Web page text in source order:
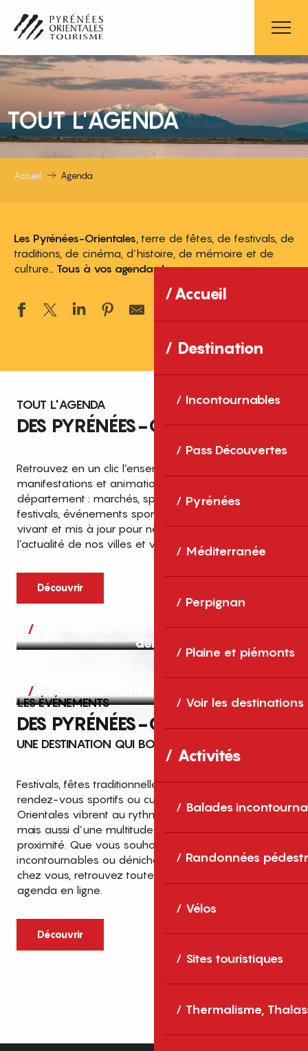
contenu
principal
Accueil
Destination
Incontournables
Pass Découvertes
Pyrénées
Méditerranée
Perpignan
Plaine et piémonts
Voir les destinations
Activités
Balades
Randonnées
Vélos
Sites touristiques
Thermalisme,
TOUT L'AGENDA
Accueil Agenda
Les Pyrénées-Orientales , terre de fêtes, de festivals, de
traditions, de cinéma, d’histoire, de mémoire et de
culture… Tous à vos agendas !
TOUT L'AGENDA
DES PYRÉNÉES-ORIENTALES
Retrouvez en un clic l’ensemble des fêtes,
manifestations et animations recensées dans le
département : marchés, spectacles, expositions,
festivals, événements sportifs et culturels… un agenda
vivant et mis à jour pour ne rien manquer de
l’actualité de nos villes et villages.
Découvrir
Aujourd’hui, demain et après-
demain
Grands événements
LES ÉVÉNEMENTS
DES PYRÉNÉES-ORIENTALES
UNE DESTINATION QUI BOUGE TOUTE L’ANNÉE
Festivals, fêtes traditionnelles, concerts, expositions,
rendez-vous sportifs ou culturels… les Pyrénées-
Orientales vibrent au rythme de grands temps forts
mais aussi d’une multitude d’événements de
proximité. Que vous souhaitiez vivre les
incontournables ou dénicher des sorties près de
chez vous, retrouvez toutes les infos dans notre
agenda en ligne.
Découvrir
Top des événements et sorties
en famille
cet été dans les Pyrénées-Orientales
Entre mer Méditerranée, villages de
caractère et grands espaces naturels, les
Pyrénées-Orientales sont une destination
idéale pour partager des moments en
famille tout au long...